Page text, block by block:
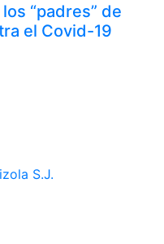
“padres” de
el Covid-19
S.J.